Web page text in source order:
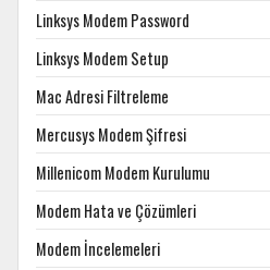
Linksys Modem Password
Linksys Modem Setup
Mac Adresi Filtreleme
Mercusys Modem Şifresi
Millenicom Modem Kurulumu
Modem Hata ve Çözümleri
Modem İncelemeleri